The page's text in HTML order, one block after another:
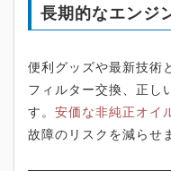
長期的なエンジ
便利グッズや最新技術
フィルター交換、正し
す。 安価な非純正オイ
故障のリスクを減らせ